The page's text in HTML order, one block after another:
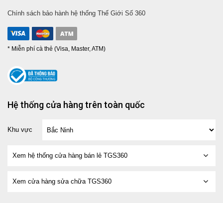
Chính sách bảo hành hệ thống Thế Giới Số 360
* Miễn phí cà thẻ (Visa, Master, ATM)
Hệ thống cửa hàng trên toàn quốc
Khu vực
Xem hệ thống cửa hàng bán lẻ TGS360
Xem cửa hàng sửa chữa TGS360